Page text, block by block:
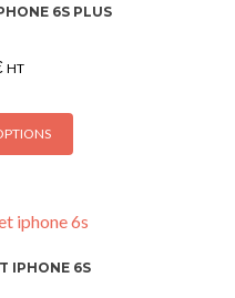
6S PLUS
HT
Ce
variations.
options
IPHONE 6S